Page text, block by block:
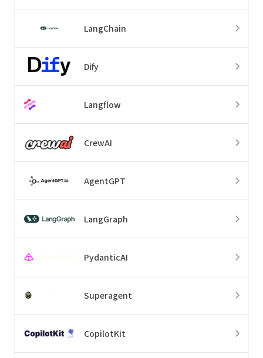
LangChain
Dify
Langflow
CrewAI
AgentGPT
LangGraph
PydanticAI
Superagent
CopilotKit